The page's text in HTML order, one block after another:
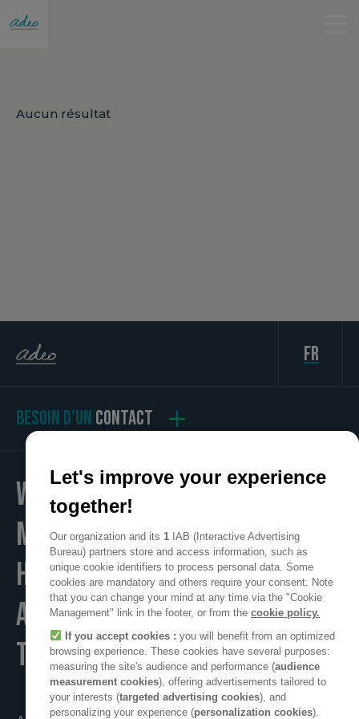
Aucun résultat
fr
BESOIN D’UNCONTACT
WE
MAKE
HOME
A POSITIVE PLACE
TO LIVE
Let's improve your experience
together!
Our organization and its 1 IAB (Interactive Advertising
Bureau) partners store and access information, such as
unique cookie identifiers to process personal data. Some
cookies are mandatory and others require your consent. Note
that you can change your mind at any time via the "Cookie
Management" link in the footer, or from the cookie policy.
If you accept cookies : you will benefit from an optimized
browsing experience. These cookies have several purposes:
measuring the site's audience and performance (audience
measurement cookies), offering advertisements tailored to
your interests (targeted advertising cookies), and
personalizing your experience (personalization cookies).